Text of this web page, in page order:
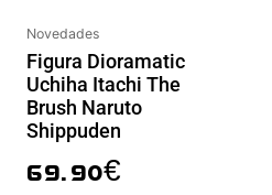
Novedades
Figura Dioramatic
Uchiha Itachi The
Brush Naruto
Shippuden
69.90€